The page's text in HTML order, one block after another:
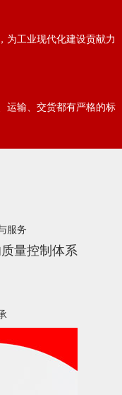
为工业现代化建设贡献力
运输、交货都有严格的标
服务
量控制体系